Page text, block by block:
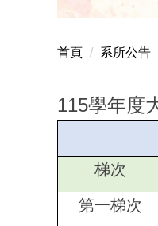
首頁 系所公告
115學年度
梯次
第一梯次